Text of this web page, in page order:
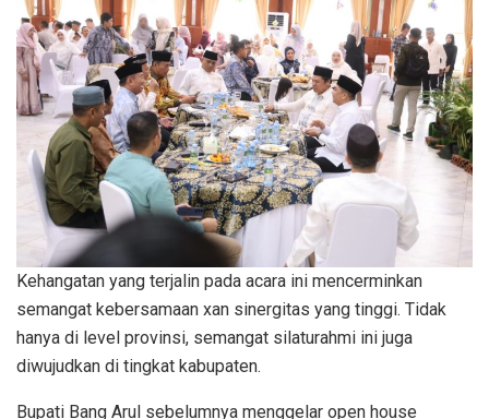
Kehangatan yang terjalin pada acara ini mencerminkan
semangat kebersamaan xan sinergitas yang tinggi. Tidak
hanya di level provinsi, semangat silaturahmi ini juga
diwujudkan di tingkat kabupaten.
Bupati Bang Arul sebelumnya menggelar open house